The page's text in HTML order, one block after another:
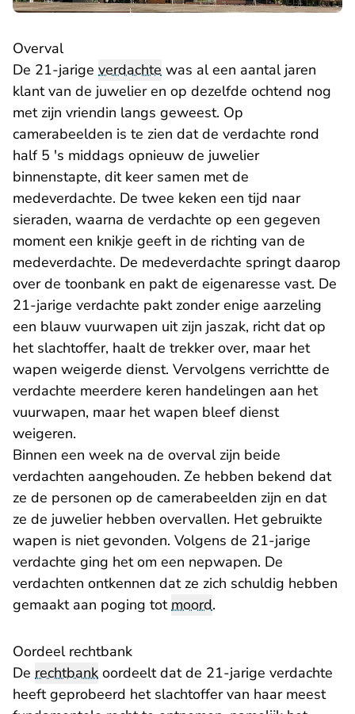
Overval
De 21-jarige verdachte was al een aantal jaren
klant van de juwelier en op dezelfde ochtend nog
met zijn vriendin langs geweest. Op
camerabeelden is te zien dat de verdachte rond
half 5 's middags opnieuw de juwelier
binnenstapte, dit keer samen met de
medeverdachte. De twee keken een tijd naar
sieraden, waarna de verdachte op een gegeven
moment een knikje geeft in de richting van de
medeverdachte. De medeverdachte springt daarop
over de toonbank en pakt de eigenaresse vast. De
21-jarige verdachte pakt zonder enige aarzeling
een blauw vuurwapen uit zijn jaszak, richt dat op
het slachtoffer, haalt de trekker over, maar het
wapen weigerde dienst. Vervolgens verrichtte de
verdachte meerdere keren handelingen aan het
vuurwapen, maar het wapen bleef dienst
weigeren.
Binnen een week na de overval zijn beide
verdachten aangehouden. Ze hebben bekend dat
ze de personen op de camerabeelden zijn en dat
ze de juwelier hebben overvallen. Het gebruikte
wapen is niet gevonden. Volgens de 21-jarige
verdachte ging het om een nepwapen. De
verdachten ontkennen dat ze zich schuldig hebben
gemaakt aan poging totmoord.
Oordeel rechtbank
De rechtbank oordeelt dat de 21-jarige verdachte
heeft geprobeerd het slachtoffer van haar meest